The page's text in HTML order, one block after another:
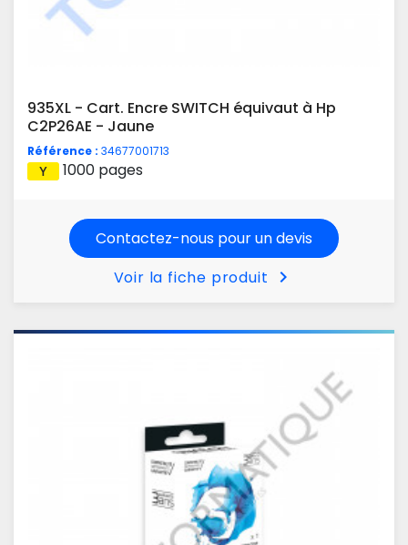
935XL - Cart. Encre SWITCH équivaut à Hp
C2P26AE - Jaune
Référence : 34677001713
1000 pages
Contactez-nous pour un devis
Voir la fiche produit
chevron_right